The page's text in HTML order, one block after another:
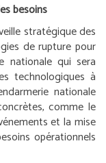
besoins
stratégique des
de rupture pour
nationale qui sera
technologiques à
nationale
comme le
et la mise
opérationnels